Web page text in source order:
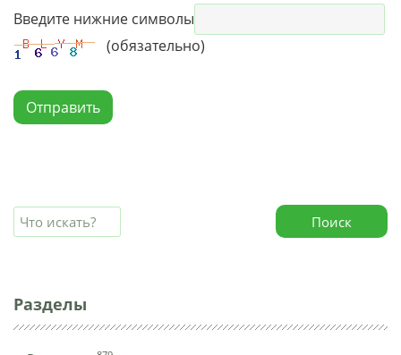
Введите нижние символы
(обязательно)
Отправить
Поиск
Разделы